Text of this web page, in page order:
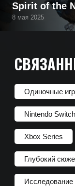
Spirit of the
8 мая 2025
Одиночные
Nintendo Switch
Xbox Series
Глубокий
Исследование